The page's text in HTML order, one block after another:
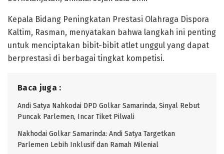
Kepala Bidang Peningkatan Prestasi Olahraga Dispora
Kaltim, Rasman, menyatakan bahwa langkah ini penting
untuk menciptakan bibit-bibit atlet unggul yang dapat
berprestasi di berbagai tingkat kompetisi.
Baca juga :
Andi Satya Nahkodai DPD Golkar Samarinda, Sinyal Rebut
Puncak Parlemen, Incar Tiket Pilwali
Nakhodai Golkar Samarinda: Andi Satya Targetkan
Parlemen Lebih Inklusif dan Ramah Milenial